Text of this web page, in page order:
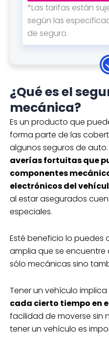
*Las tarifas están
según las
de seguro.
Cotiza
$8,619*
Asistencia
Daños
auto
*Las tarifas están
según las
de seguro.
Cotiza
para
$10,036*
Ana
¿Qué es el
mecánica?
Es un producto que
forma parte de las
algunos seguros de auto.
averías fortuitas que
componentes
electrónicos del
al estar asegurados
especiales.
Esté beneficio lo puedes
amplia que se encuentre
sólo mecánicas sino
Tener un vehículo
cada cierto tiempo en
facilidad de moverse sin
tener un vehículo es